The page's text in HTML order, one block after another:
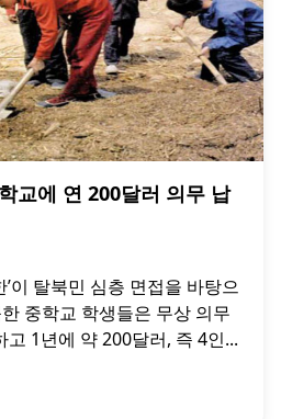
교에 연 200달러 의무 납
이 탈북민 심층 면접을 바탕으
중학교 학생들은 무상 의무
1년에 약 200달러, 즉 4인...